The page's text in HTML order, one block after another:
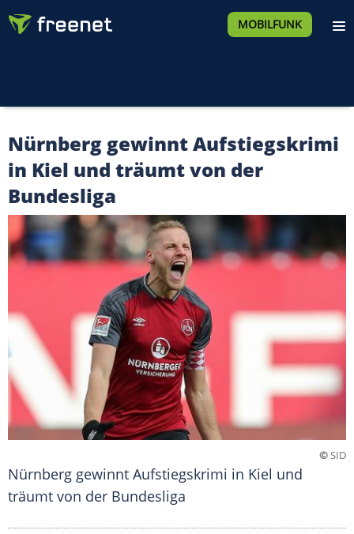
MOBILFUNK
Nürnberg gewinnt Aufstiegskrimi
in Kiel und träumt von der
Bundesliga
©SID
Nürnberg gewinnt Aufstiegskrimi in Kiel und
träumt von der Bundesliga